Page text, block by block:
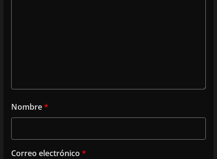
Nombre*
Correo electrónico *